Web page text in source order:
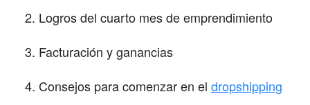
Logros del cuarto mes de emprendimiento
Facturación y ganancias
Consejos para comenzar en el dropshipping